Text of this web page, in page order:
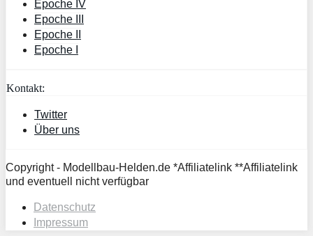
Epoche IV
Epoche III
Epoche II
Epoche I
Kontakt:
Twitter
Über uns
Copyright - Modellbau-Helden.de *Affiliatelink **Affiliatelink
und eventuell nicht verfügbar
Datenschutz
Impressum